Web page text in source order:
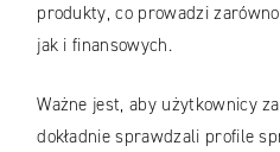
produkty, co prowadzi
jak i finansowych.
Ważne jest, aby użytkownicy
dokładnie sprawdzali profile